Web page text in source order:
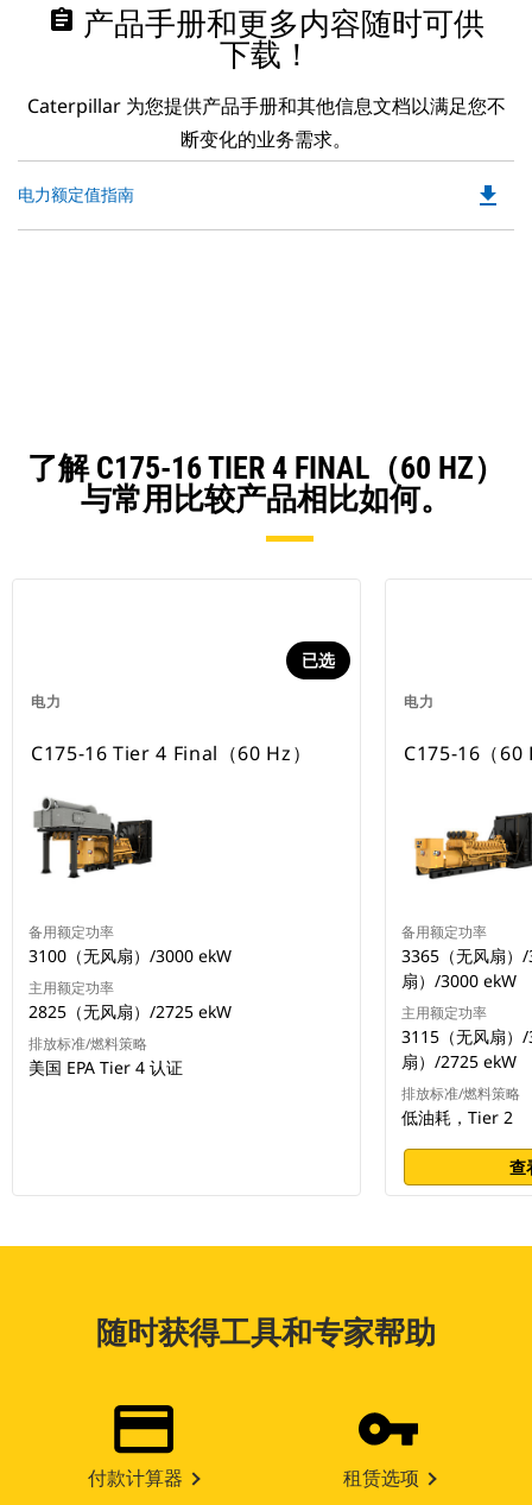
assignment 产品手册和更多内容随时可供
下载！
Caterpillar 为您提供产品手册和其他信息文档以满足您不
断变化的业务需求。
电力额定值指南 file_download
了解 C175-16 TIER 4 FINAL（60 HZ）
与常用比较产品相比如何。
电力
已选
C175-16 Tier 4 Final（60 Hz）
备用额定功率
3100（无风扇）/3000 ekW
主用额定功率
2825（无风扇）/2725 ekW
排放标准/燃料策略
美国 EPA Tier 4 认证
电力
C175-16（60
备用额定功率
3365（无风扇）
扇）/3000 ekW
主用额定功率
3115（无风扇）
扇）/2725 ekW
排放标准/燃料策略
低油耗，Tier 2
查
随时获得工具和专家帮助
付款计算器 租赁选项